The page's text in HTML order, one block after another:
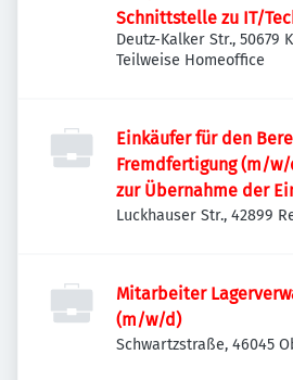
Schnittstelle zu IT/
(m/w/d)
Deutz-Kalker Str., 50679
Teilweise Homeoffice
Einkäufer für den
Fremdfertigung (m/
zur Übernahme der
Luckhauser Str., 42899
Mitarbeiter
(m/w/d)
Schwartzstraße, 46045